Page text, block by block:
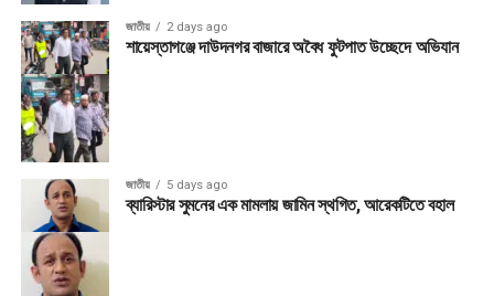
জাতীয় 2 days ago
শায়েস্তাগঞ্জে দাউদনগর বাজারে অবৈধ ফুটপাত উচ্ছেদে অভিযান
জাতীয় 5 days ago
ব্যারিস্টার সুমনের এক মামলায় জামিন স্থগিত, আরেকটিতে বহাল